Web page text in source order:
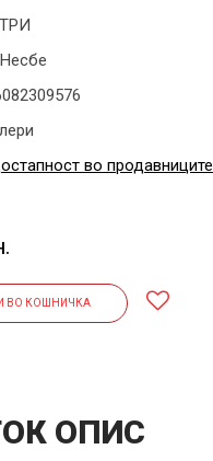
ТРИ
во продавниците
ВО КОШНИЧКА
ОПИС